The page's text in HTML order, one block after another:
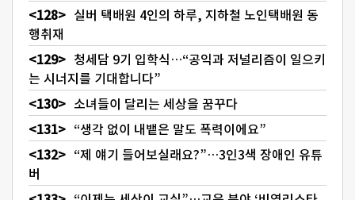
실버 택배원 4인의 하루, 지하철 노인택배원 동
행취재
청세담 9기 입학식…“공익과 저널리즘이 일으키
는 시너지를 기대합니다”
소녀들이 달리는 세상을 꿈꾸다
“생각 없이 내뱉은 말도 폭력이에요”
“제 얘기 들어보실래요?”…3인3색 장애인 유튜
버